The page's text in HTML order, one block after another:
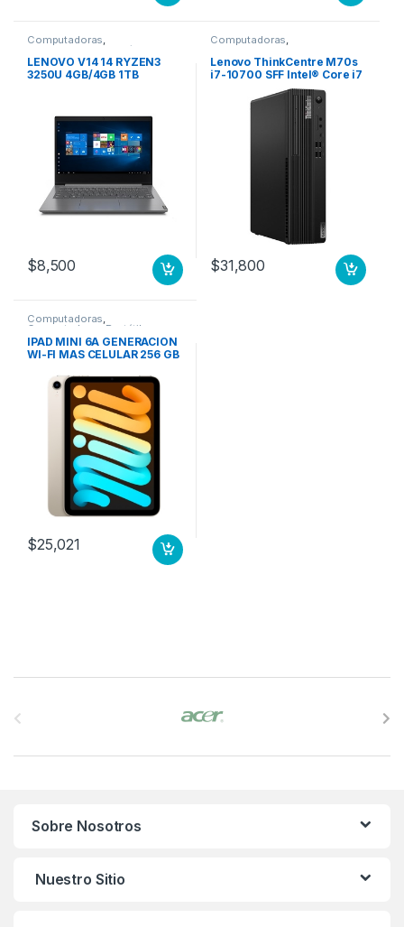
Computadoras,
Computadoras Portátiles
LENOVO V14 14 RYZEN3
3250U 4GB/4GB 1TB
$8,500
Computadoras,
Computadoras de Escritorio
Lenovo ThinkCentre M70s
i7-10700 SFF Intel® Core i7
8 GB DDR4-SDRAM 256 GB
SSD Windows 11 Pro PC
Negro 256GB SSD M.2 WIFI
$31,800
Computadoras,
Computadoras Portátiles
IPAD MINI 6A GENERACION
WI-FI MAS CELULAR 256 GB
$25,021
Sobre Nosotros
Nuestro Sitio